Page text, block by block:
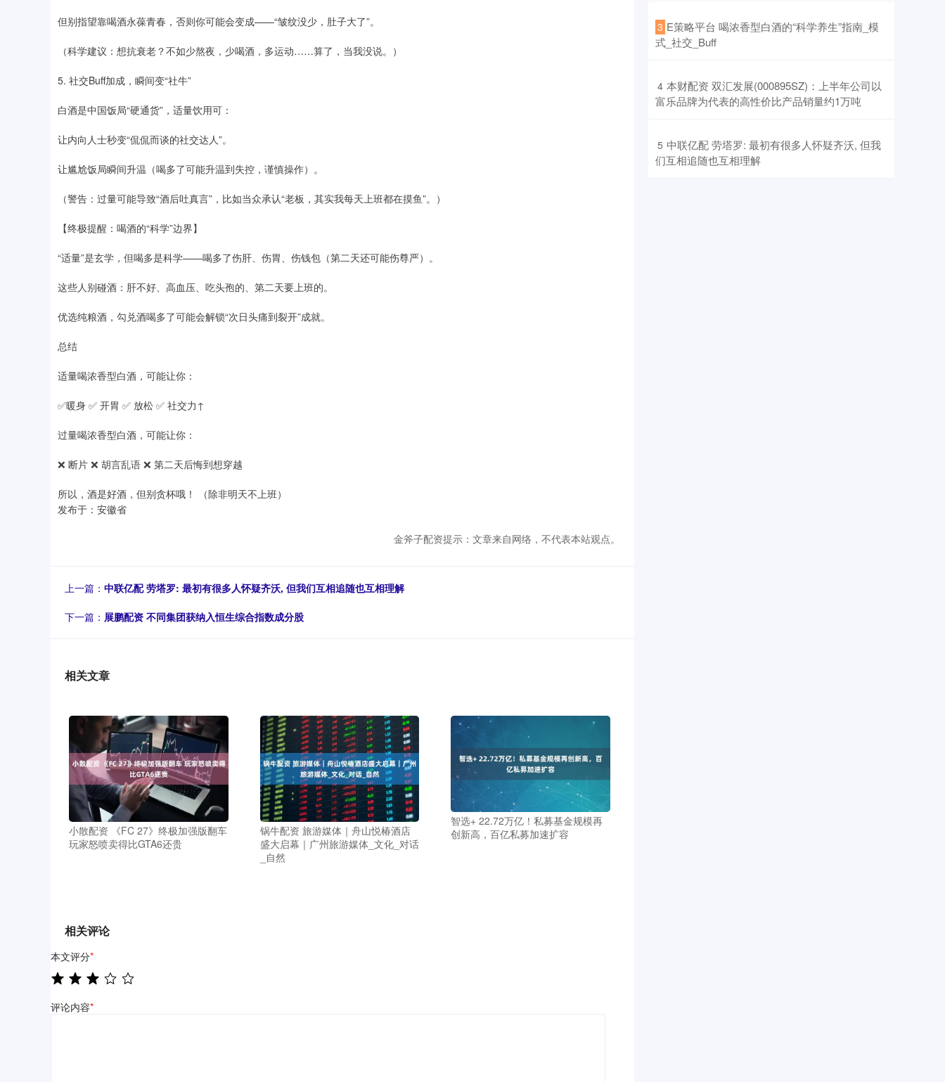
但别指望靠喝酒永葆青春，否则你可能会变成——“皱纹没少，肚子大了”。
（科学建议：想抗衰老？不如少熬夜，少喝酒，多运动……算了，当我没说。）
5. 社交Buff加成，瞬间变“社牛”
白酒是中国饭局“硬通货”，适量饮用可：
让内向人士秒变“侃侃而谈的社交达人”。
让尴尬饭局瞬间升温（喝多了可能升温到失控，谨慎操作）。
（警告：过量可能导致“酒后吐真言”，比如当众承认“老板，其实我每天上班都在摸鱼”。）
【终极提醒：喝酒的“科学”边界】
“适量”是玄学，但喝多是科学——喝多了伤肝、伤胃、伤钱包（第二天还可能伤尊严）。
这些人别碰酒：肝不好、高血压、吃头孢的、第二天要上班的。
优选纯粮酒，勾兑酒喝多了可能会解锁“次日头痛到裂开”成就。
总结
适量喝浓香型白酒，可能让你：
✅暖身 ✅ 开胃 ✅ 放松 ✅ 社交力↑
过量喝浓香型白酒，可能让你：
❌ 断片 ❌ 胡言乱语 ❌ 第二天后悔到想穿越
所以，酒是好酒，但别贪杯哦！ （除非明天不上班）
发布于：安徽省
金斧子配资提示：文章来自网络，不代表本站观点。
上一篇： 中联亿配 劳塔罗: 最初有很多人怀疑齐沃, 但我们互相追随也互相理解
下一篇： 展鹏配资 不同集团获纳入恒生综合指数成分股
相关文章
小散配资 《FC 27》终极加强版翻车
玩家怒喷卖得比GTA6还贵
锅牛配资 旅游媒体｜舟山悦椿酒店
盛大启幕｜广州旅游媒体_文化_对话
_自然
智选+ 22.72万亿！私募基金规模再
创新高，百亿私募加速扩容
相关评论
本文评分*
评论内容*
3 ​E策略平台 喝浓香型白酒的“科学养生”指南_模
式_社交_Buff
4 ​本财配资 双汇发展(000895SZ)：上半年公司以
富乐品牌为代表的高性价比产品销量约1万吨
5 ​中联亿配 劳塔罗: 最初有很多人怀疑齐沃, 但我
们互相追随也互相理解